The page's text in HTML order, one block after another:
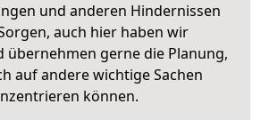
und anderen Hindernissen
auch hier haben wir
übernehmen gerne die Planung,
auf andere wichtige Sachen
können.